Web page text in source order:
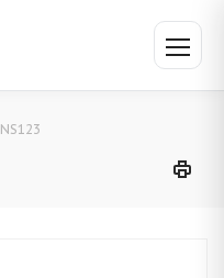
NS123